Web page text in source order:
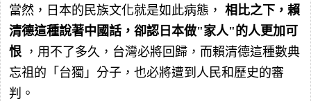
當然，日本的民族文化就是如此病態， 相比之下，賴
清德這種說著中國話，卻認日本做"家人"的人更加可
恨 ，用不了多久，台灣必將回歸，而賴清德這種數典
忘祖的「台獨」分子，也必將遭到人民和歷史的審
判。